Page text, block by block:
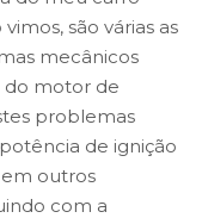
são várias as
mecânicos
motor de
problemas
de ignição
outros
com a